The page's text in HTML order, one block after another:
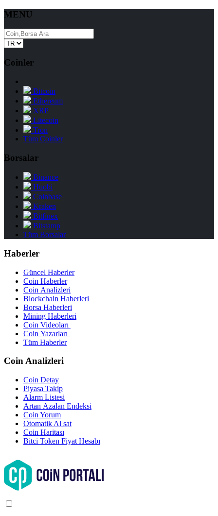
MENU
Coinler
Bitcoin
Ethereum
XRP
Litecoin
Tron
Tüm Coinler
Borsalar
Binance
Huobi
Coinbase
Kraken
Bitfinex
Bitstamp
Tüm Borsalar
Haberler
Güncel Haberler
Coin Haberler
Coin Analizleri
Blockchain Haberleri
Borsa Haberleri
Mining Haberleri
Coin Videoları
Coin Yazarları
Tüm Haberler
Coin Analizleri
Coin Detay
Piyasa Takip
Alarm Listesi
Artan Azalan Endeksi
Coin Yorum
Otomatik Al sat
Coin Haritası
Bitci Token Fiyat Hesabı